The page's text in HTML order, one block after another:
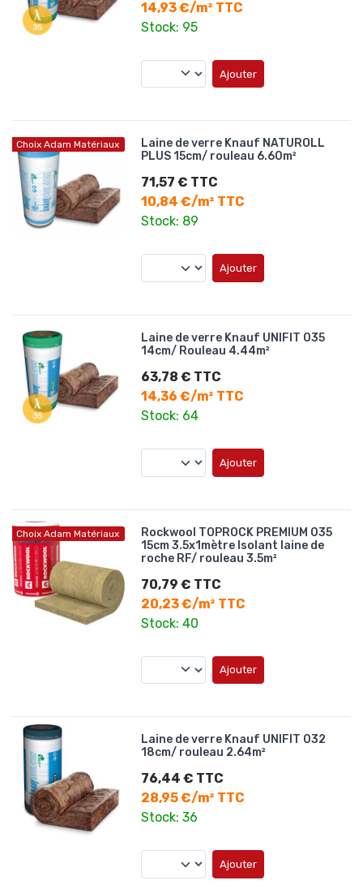
14,93 €/m² TTC
Stock: 95
Ajouter
Choix Adam Matériaux
Laine de verre Knauf NATUROLL
PLUS 15cm/ rouleau 6.60m²
71,57 € TTC
10,84 €/m² TTC
Stock: 89
Ajouter
Laine de verre Knauf UNIFIT 035
14cm/ Rouleau 4.44m²
63,78 € TTC
14,36 €/m² TTC
Stock: 64
Ajouter
Choix Adam Matériaux
Rockwool TOPROCK PREMIUM 035
15cm 3.5x1mètre Isolant laine de
roche RF/ rouleau 3.5m²
70,79 € TTC
20,23 €/m² TTC
Stock: 40
Ajouter
Laine de verre Knauf UNIFIT 032
18cm/ rouleau 2.64m²
76,44 € TTC
28,95 €/m² TTC
Stock: 36
Ajouter